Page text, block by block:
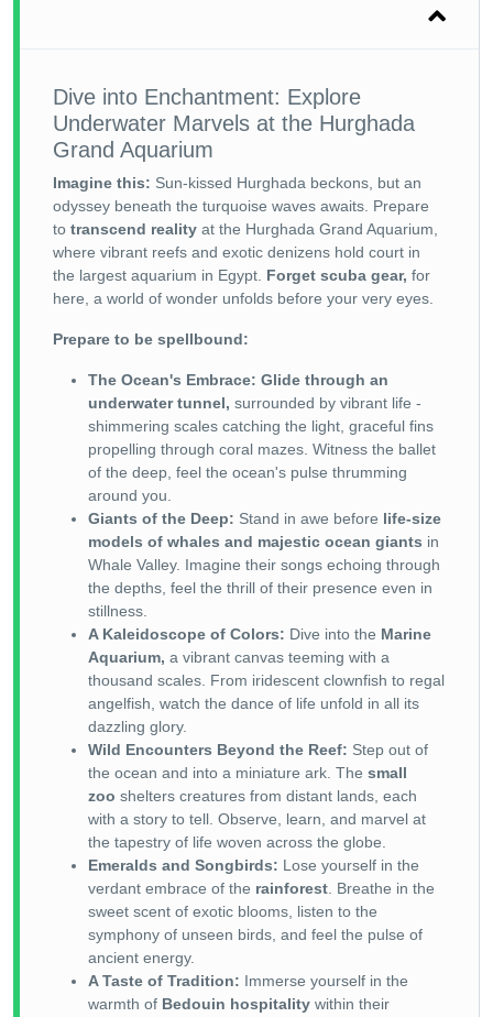
Dive into Enchantment: Explore
Underwater Marvels at the Hurghada
Grand Aquarium
Imagine this: Sun-kissed Hurghada beckons, but an
odyssey beneath the turquoise waves awaits. Prepare
to transcend reality at the Hurghada Grand Aquarium,
where vibrant reefs and exotic denizens hold court in
the largest aquarium in Egypt. Forget scuba gear, for
here, a world of wonder unfolds before your very eyes.
Prepare to be spellbound:
The Ocean's Embrace: Glide through an
underwater tunnel, surrounded by vibrant life -
shimmering scales catching the light, graceful fins
propelling through coral mazes. Witness the ballet
of the deep, feel the ocean's pulse thrumming
around you.
Giants of the Deep: Stand in awe before life-size
models of whales and majestic ocean giants in
Whale Valley. Imagine their songs echoing through
the depths, feel the thrill of their presence even in
stillness.
A Kaleidoscope of Colors: Dive into the Marine
Aquarium, a vibrant canvas teeming with a
thousand scales. From iridescent clownfish to regal
angelfish, watch the dance of life unfold in all its
dazzling glory.
Wild Encounters Beyond the Reef: Step out of
the ocean and into a miniature ark. The small
zoo shelters creatures from distant lands, each
with a story to tell. Observe, learn, and marvel at
the tapestry of life woven across the globe.
Emeralds and Songbirds: Lose yourself in the
verdant embrace of the rainforest . Breathe in the
sweet scent of exotic blooms, listen to the
symphony of unseen birds, and feel the pulse of
ancient energy.
A Taste of Tradition: Immerse yourself in the
warmth of Bedouin hospitality within their